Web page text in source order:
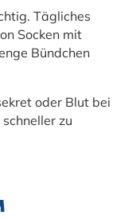
Tägliches
Socken mit
Bündchen
oder Blut bei
zu